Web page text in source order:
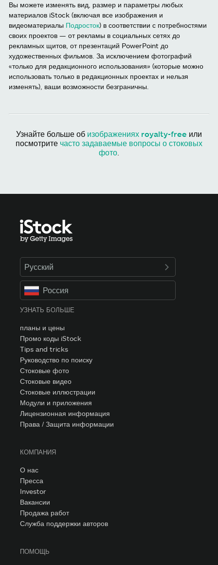
Вы можете изменять вид, размер и параметры любых
материалов iStock (включая все изображения и
видеоматериалы Подросток) в соответствии с потребностями
своих проектов — от рекламы в социальных сетях до
рекламных щитов, от презентаций PowerPoint до
художественных фильмов. За исключением фотографий
«только для редакционного использования» (которые можно
использовать только в редакционных проектах и нельзя
изменять), ваши возможности безграничны.
Узнайте больше об изображениях royalty-free или
посмотрите часто задаваемые вопросы о стоковых
фото
Русский
Россия
УЗНАТЬ БОЛЬШЕ
планы и цены
Промо коды iStock
Tips and tricks
Руководство по поиску
Стоковые фото
Стоковые видео
Стоковые иллюстрации
Модули и приложения
Лицензионная информация
Права / Защита информации
КОМПАНИЯ
О нас
Пресса
Investor
Вакансии
Продажа работ
Служба поддержки авторов
ПОМОЩЬ